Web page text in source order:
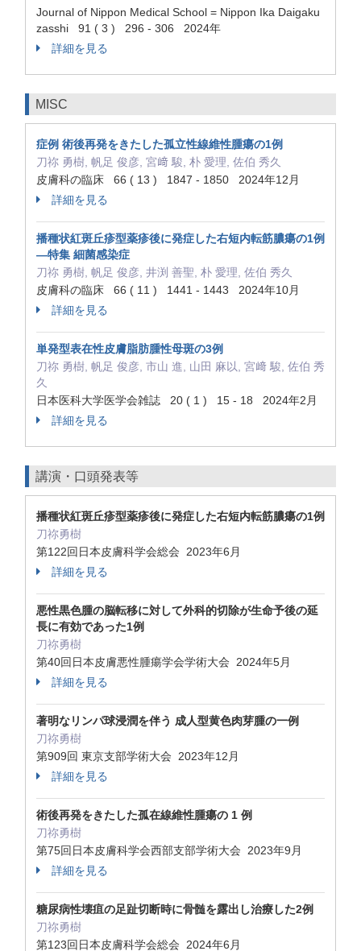
Journal of Nippon Medical School = Nippon Ika Daigaku
zasshi 91 ( 3 ) 296 - 306 2024年
詳細を見る
MISC
症例 術後再発をきたした孤立性線維性腫瘍の1例
刀祢 勇樹, 帆足 俊彦, 宮﨑 駿, 朴 愛理, 佐伯 秀久
皮膚科の臨床 66 ( 13 ) 1847 - 1850 2024年12月
詳細を見る
播種状紅斑丘疹型薬疹後に発症した右短内転筋膿瘍の1例
—特集 細菌感染症
刀祢 勇樹, 帆足 俊彦, 井渕 善聖, 朴 愛理, 佐伯 秀久
皮膚科の臨床 66 ( 11 ) 1441 - 1443 2024年10月
詳細を見る
単発型表在性皮膚脂肪腫性母斑の3例
刀祢 勇樹, 帆足 俊彦, 市山 進, 山田 麻以, 宮﨑 駿, 佐伯 秀
久
日本医科大学医学会雑誌 20 ( 1 ) 15 - 18 2024年2月
詳細を見る
講演・口頭発表等
播種状紅斑丘疹型薬疹後に発症した右短内転筋膿瘍の1例
刀祢勇樹
第122回日本皮膚科学会総会 2023年6月
詳細を見る
悪性黒色腫の脳転移に対して外科的切除が生命予後の延
長に有効であった1例
刀祢勇樹
第40回日本皮膚悪性腫瘍学会学術大会 2024年5月
詳細を見る
著明なリンパ球浸潤を伴う 成人型黄色肉芽腫の一例
刀祢勇樹
第909回 東京支部学術大会 2023年12月
詳細を見る
術後再発をきたした孤在線維性腫瘍の 1 例
刀祢勇樹
第75回日本皮膚科学会西部支部学術大会 2023年9月
詳細を見る
糖尿病性壊疽の足趾切断時に骨髄を露出し治療した2例
刀祢勇樹
第123回日本皮膚科学会総会 2024年6月